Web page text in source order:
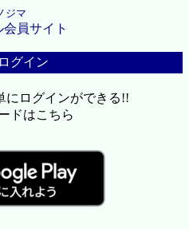
ジマ
員サイト
グイン
にログインができる!!
ドはこちら